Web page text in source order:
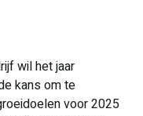
wil het jaar
kans om te
voor 2025